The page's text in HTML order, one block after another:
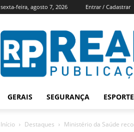
sexta-feira, agosto 7, 2026 Entrar / Cadastrar
GERAIS SEGURANÇA ESPORTE
Início Destaques Ministério da Saúde